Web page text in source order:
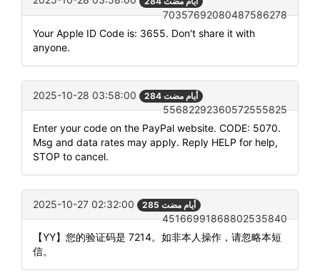
70357692080487586278
Your Apple ID Code is: 3655. Don't share it with
anyone.
2025-10-28 03:58:00 284 أيام مضت
55682292360572555825
Enter your code on the PayPal website. CODE: 5070.
Msg and data rates may apply. Reply HELP for help,
STOP to cancel.
2025-10-27 02:32:00 285 أيام مضت
45166991868802535840
【YY】您的验证码是 7214。如非本人操作，请忽略本短
信。